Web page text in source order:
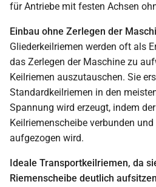
für Antriebe mit festen Achsen
Einbau ohne Zerlegen der
Gliederkeilriemen werden oft als
das Zerlegen der Maschine zu
Keilriemen auszutauschen. Sie
Standardkeilriemen in den
Spannung wird erzeugt, indem
Keilriemenscheibe verbunden
aufgezogen wird.
Ideale Transportkeilriemen, da
Riemenscheibe deutlich